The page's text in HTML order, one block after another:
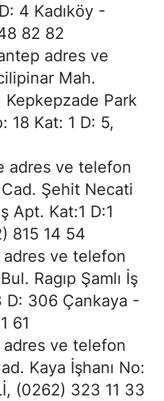
4 Kadıköy -
82 82
adres ve
Mah.
Kepkepzade Park
18 Kat: 1 D: 5,
adres ve telefon
Cad. Şehit Necati
Apt. Kat:1 D:1
815 14 54
adres ve telefon
Ragıp Şamlı İş
D: 306 Çankaya -
61
adres ve telefon
Kaya İşhanı No:
(0262) 323 11 33